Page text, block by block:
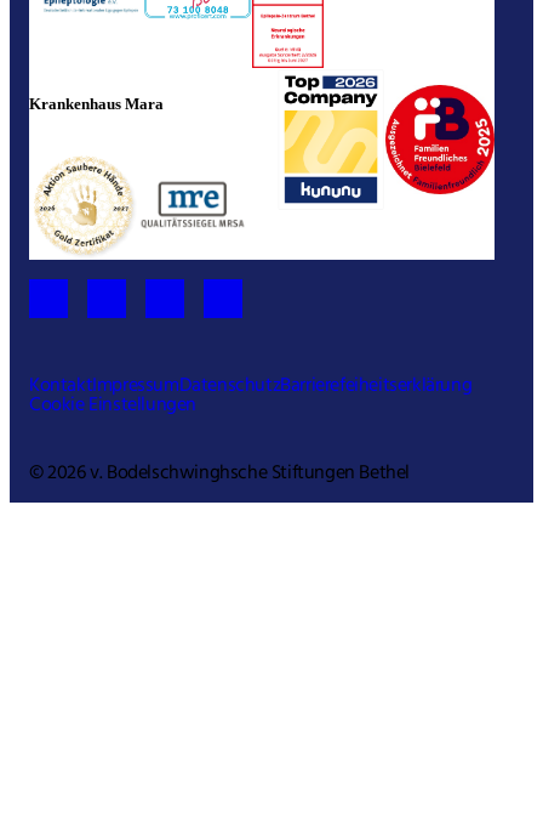
Krankenhaus Mara
KontaktImpressumDatenschutzBarrierefeiheitserklärung
Cookie Einstellungen
© 2026 v. Bodelschwinghsche Stiftungen Bethel